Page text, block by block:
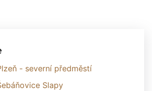
- severní předměstí
Slapy